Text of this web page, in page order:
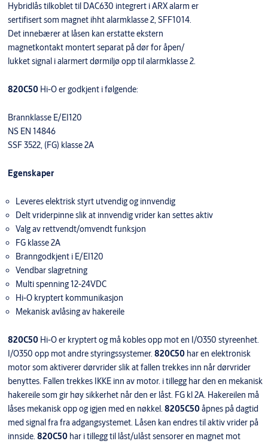
Hybridlås tilkoblet til DAC630 integrert i ARX alarm er
sertifisert som magnet ihht alarmklasse 2, SFF1014.
Det innebærer at låsen kan erstatte ekstern
magnetkontakt montert separat på dør for åpen/
lukket signal i alarmert dørmiljø opp til alarmklasse 2.
820C50Hi-O er godkjent i følgende:
Brannklasse E/EI120
NS EN 14846
SSF 3522, (FG) klasse 2A
Egenskaper
Leveres elektrisk styrt utvendig og innvendig
Delt vriderpinne slik at innvendig vrider kan settes aktiv
Valg av rettvendt/omvendt funksjon
FG klasse 2A
Branngodkjent i E/EI120
Vendbar slagretning
Multi spenning 12-24VDC
Hi-O kryptert kommunikasjon
Mekanisk avlåsing av hakereile
820C50Hi-O er kryptert og må kobles opp mot en I/O350 styreenhet.
I/O350 opp mot andre styringssystemer. 820C50har en elektronisk
motor som aktiverer dørvrider slik at fallen trekkes inn når dørvrider
benyttes. Fallen trekkes IKKE inn av motor. i tillegg har den en mekanisk
hakereile som gir høy sikkerhet når den er låst. FG kl 2A. Hakereilen må
låses mekanisk opp og igjen med en nøkkel. 8205C50åpnes på dagtid
med signal fra fra adgangsystemet. Låsen kan endres til aktiv vrider på
innside. 820C50har i tillegg til låst/ulåst sensorer en magnet mot